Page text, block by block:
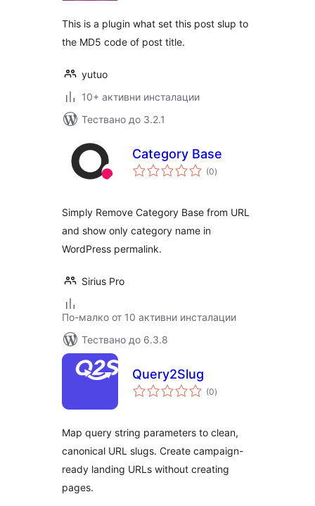
This is a plugin what set this post slup to
the MD5 code of post title.
yutuo
10+ активни инсталации
Тествано до 3.2.1
Category Base
(0общо
оценки
)
Simply Remove Category Base from URL
and show only category name in
WordPress permalink.
Sirius Pro
По-малко от 10 активни инсталации
Тествано до 6.3.8
Query2Slug
(0общо
оценки
)
Map query string parameters to clean,
canonical URL slugs. Create campaign-
ready landing URLs without creating
pages.